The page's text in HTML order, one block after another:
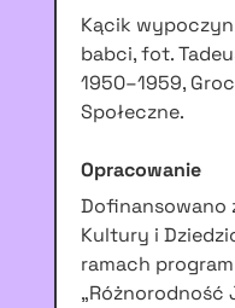
Kącik
babci, fot.
1950–1959,
Społeczne.
Opracowanie
Dofinansowano
Kultury i
ramach